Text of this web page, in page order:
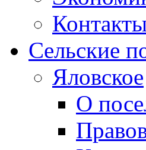
Сельские
Яловское
О